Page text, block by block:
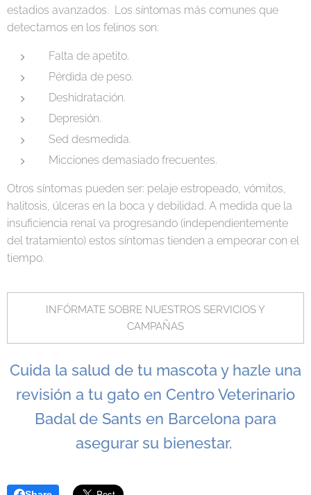
estadios avanzados. Los síntomas más comunes que
detectamos en los felinos son:
Falta de apetito.
Pérdida de peso.
Deshidratación.
Depresión.
Sed desmedida.
Micciones demasiado frecuentes.
Otros síntomas pueden ser: pelaje estropeado, vómitos,
halitosis, úlceras en la boca y debilidad. A medida que la
insuficiencia renal va progresando (independientemente
del tratamiento) estos síntomas tienden a empeorar con el
tiempo.
INFÓRMATE SOBRE NUESTROS SERVICIOS Y
CAMPAÑAS
Cuida la salud de tu mascota y hazle una
revisión a tu gato en Centro Veterinario
Badal de Sants en Barcelona para
asegurar su bienestar.